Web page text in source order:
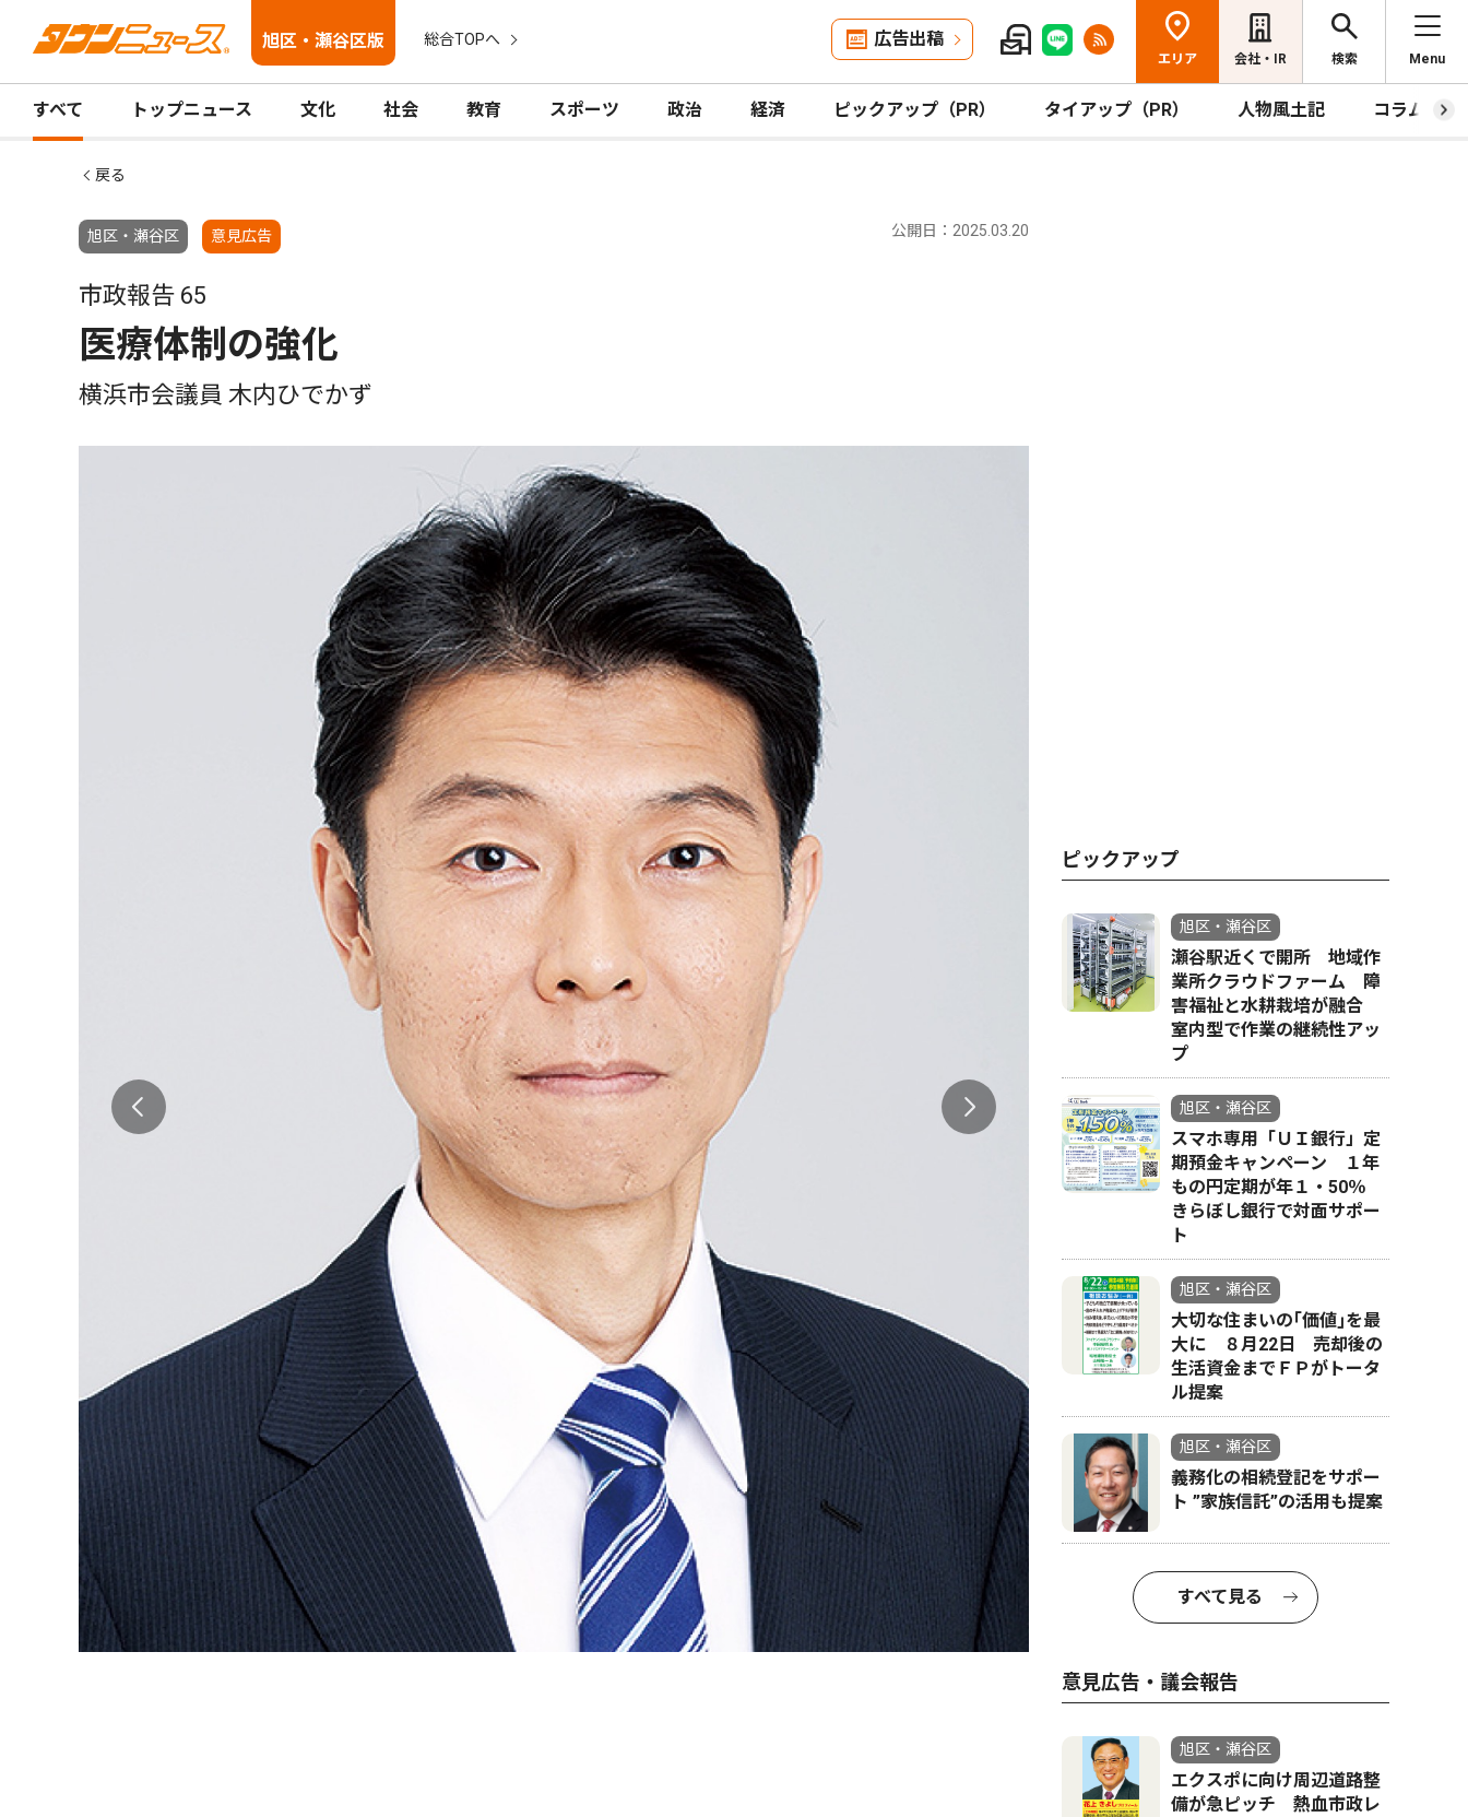
旭区・瀬谷区版 総合TOPへ 広告出稿
エリア 会社・IR 検索 Menu
すべて トップニュース 文化 社会 教育 スポーツ 政治 経済 ピックアップ（PR） タイアップ（PR） 人物風土記 コラム
戻る
旭区・瀬谷区 意見広告 公開日：2025.03.20
市政報告 65
医療体制の強化
横浜市会議員 木内ひでかず
ピックアップ
旭区・瀬谷区
瀬谷駅近くで開所 地域作
業所クラウドファーム 障
害福祉と水耕栽培が融合
室内型で作業の継続性アッ
プ
旭区・瀬谷区
スマホ専用「ＵＩ銀行」定
期預金キャンペーン １年
もの円定期が年１・50％
きらぼし銀行で対面サポー
ト
旭区・瀬谷区
大切な住まいの｢価値｣を最
大に ８月22日 売却後の
生活資金までＦＰがトータ
ル提案
旭区・瀬谷区
義務化の相続登記をサポー
ト ”家族信託”の活用も提案
すべて見る
意見広告・議会報告
旭区・瀬谷区
エクスポに向け周辺道路整
備が急ピッチ 熱血市政レ